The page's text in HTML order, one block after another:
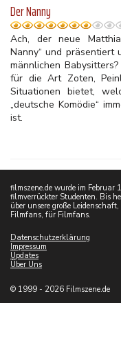
Der Nanny
Ach, der neue
Nanny“ und präsentiert
männlichen
für die Art Zoten,
Situationen bietet,
„deutsche Komödie“
ist.
filmszene.de wurde im Februar
filmverrückter Studenten. Bis
über unsere große
Filmfans, für Filmfans.
Datenschutzerklärung
Impressum
Updates
Über Uns
© 1999 - 2026 Filmszene.de